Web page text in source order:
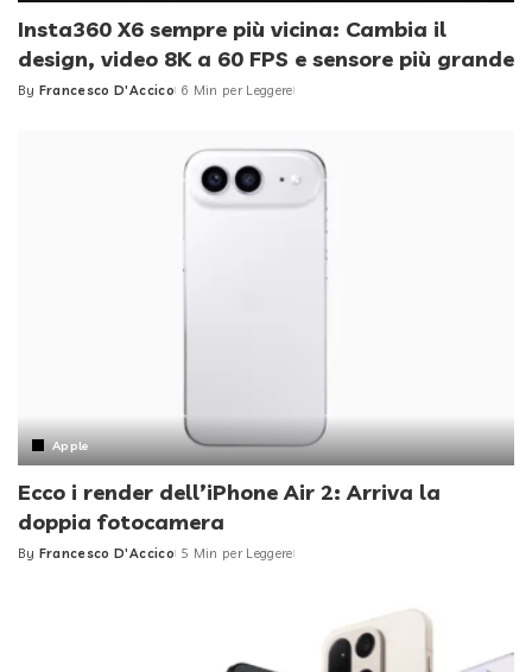
Insta360 X6 sempre più vicina: Cambia il
design, video 8K a 60 FPS e sensore più grande
Posted
By Francesco D'Accico 6 Min per Leggere
Apple
Ecco i render dell’iPhone Air 2: Arriva la
doppia fotocamera
Posted
By Francesco D'Accico 5 Min per Leggere